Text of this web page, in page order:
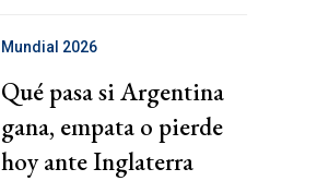
Mundial 2026
Qué pasa si Argentina
gana, empata o pierde
hoy ante Inglaterra